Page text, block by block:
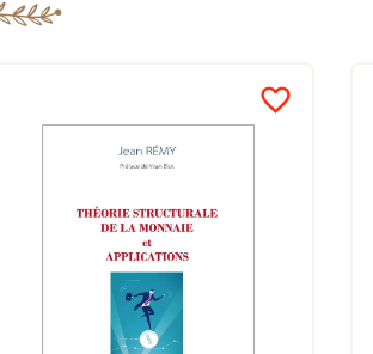
favorite_border